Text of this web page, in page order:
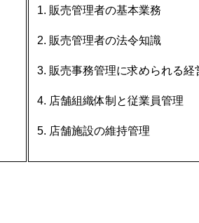
販売管理者の基本業務
販売管理者の法令知識
販売事務管理に求められる経
店舗組織体制と従業員管理
店舗施設の維持管理